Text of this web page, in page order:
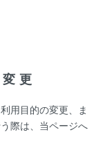
更
用目的の変更、ま
際は、当ページへ